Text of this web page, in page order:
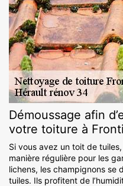
Démoussage afin
votre toiture à
Si vous avez un toit de
manière régulière pour les
lichens, les champignons se
tuiles. Ils profitent de